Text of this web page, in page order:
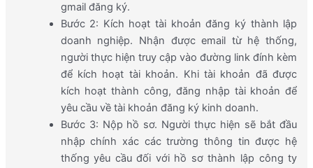
gmail đăng ký.
Bước 2: Kích hoạt tài khoản đăng ký thành lập
doanh nghiệp. Nhận được email từ hệ thống,
người thực hiện truy cập vào đường link đính kèm
để kích hoạt tài khoản. Khi tài khoản đã được
kích hoạt thành công, đăng nhập tài khoản để
yêu cầu về tài khoản đăng ký kinh doanh.
Bước 3: Nộp hồ sơ. Người thực hiện sẽ bắt đầu
nhập chính xác các trường thông tin được hệ
thống yêu cầu đối với hồ sơ thành lập công ty